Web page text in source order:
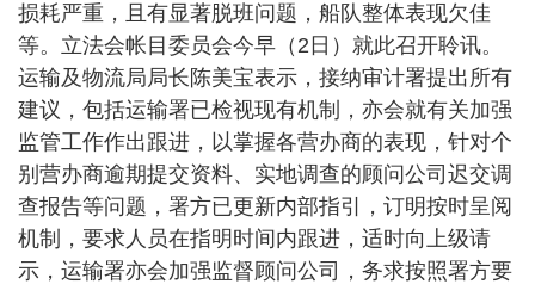
损耗严重，且有显著脱班问题，船队整体表现欠佳
等。立法会帐目委员会今早（2日）就此召开聆讯。
运输及物流局局长陈美宝表示，接纳审计署提出所有
建议，包括运输署已检视现有机制，亦会就有关加强
监管工作作出跟进，以掌握各营办商的表现，针对个
别营办商逾期提交资料、实地调查的顾问公司迟交调
查报告等问题，署方已更新内部指引，订明按时呈阅
机制，要求人员在指明时间内跟进，适时向上级请
示，运输署亦会加强监督顾问公司，务求按照署方要